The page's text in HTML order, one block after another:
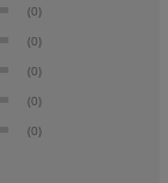
(0)
(0)
(0)
(0)
(0)